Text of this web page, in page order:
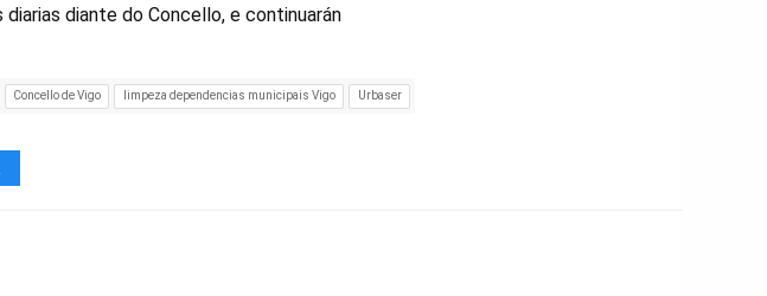
diante do Concello, e continuarán
Concello de Vigo limpeza dependencias municipais Vigo Urbaser